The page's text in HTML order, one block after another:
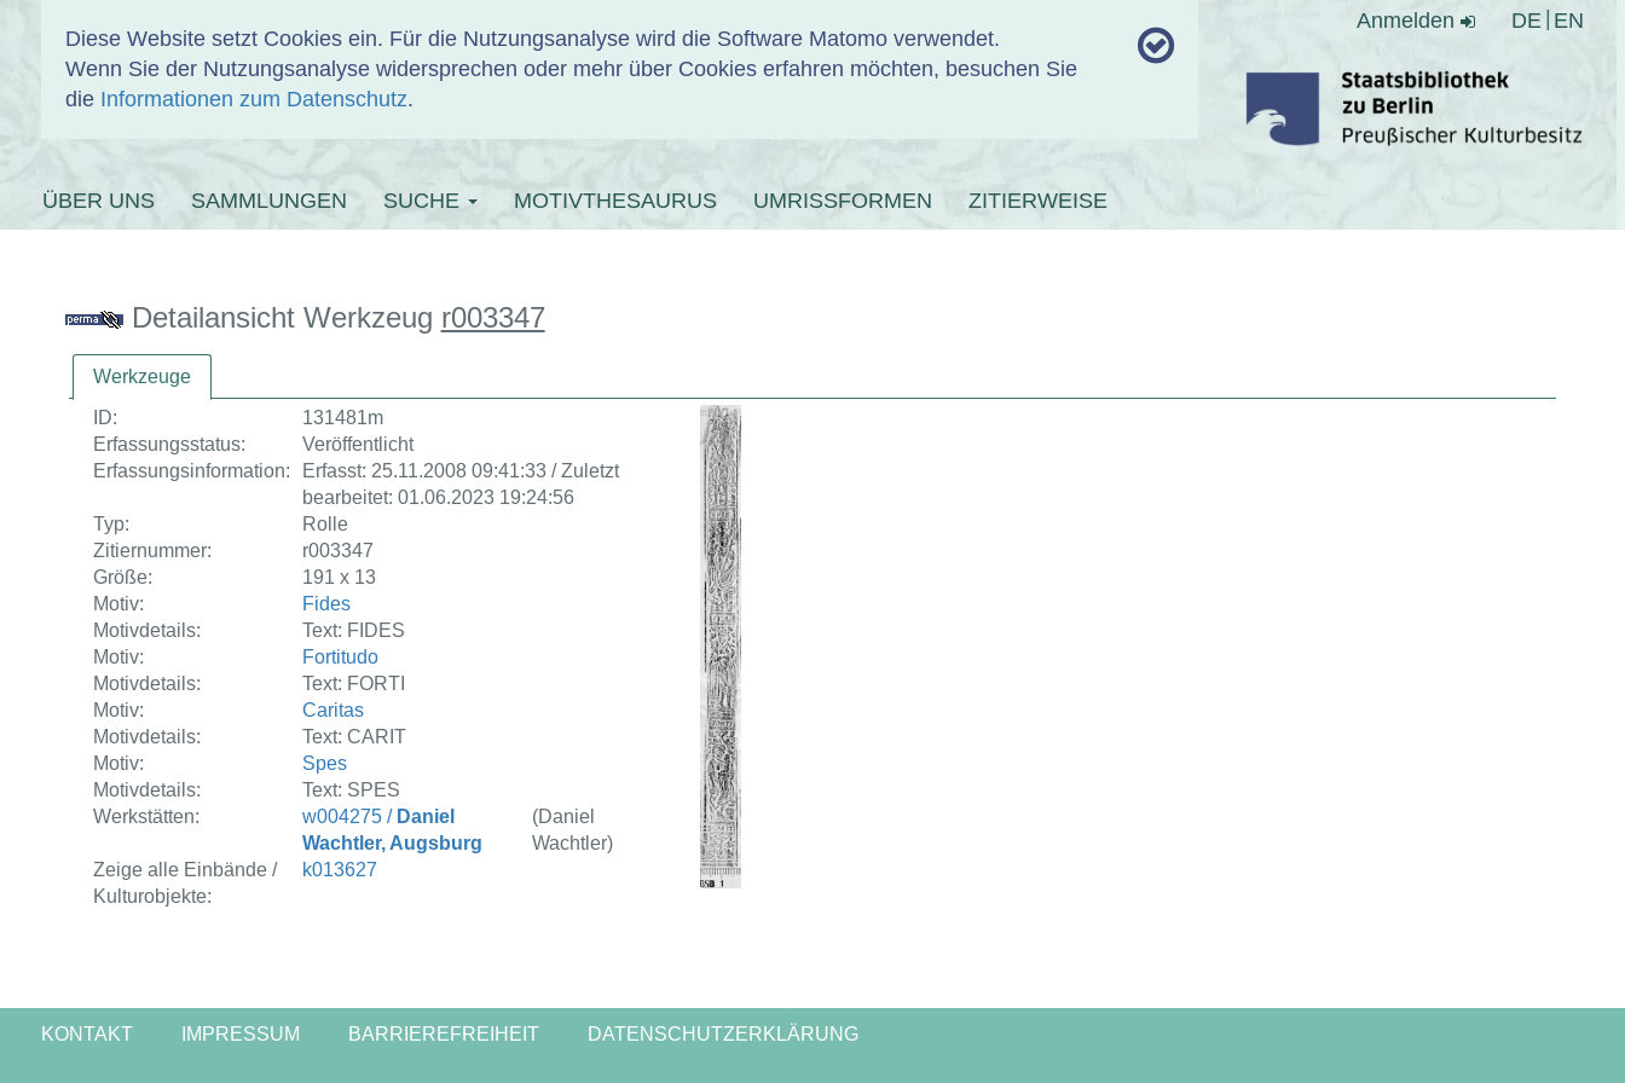
Diese Website setzt Cookies ein. Für die Nutzungsanalyse wird die Software Matomo verwendet.
Wenn Sie der Nutzungsanalyse widersprechen oder mehr über Cookies erfahren möchten, besuchen Sie
die Informationen zum Datenschutz.
Anmelden DE EN
EINBANDDATENBANK
ÜBER UNS SAMMLUNGEN SUCHE MOTIVTHESAURUS UMRISSFORMEN ZITIERWEISE
Detailansicht Werkzeug r003347
Werkzeuge
ID:
131481m
Erfassungsstatus:
Veröffentlicht
Erfassungsinformation:
Erfasst: 25.11.2008 09:41:33 / Zuletzt
bearbeitet: 01.06.2023 19:24:56
Typ:
Rolle
Zitiernummer:
r003347
Größe:
191 x 13
Motiv:
Fides
Motivdetails:
Text: FIDES
Motiv:
Fortitudo
Motivdetails:
Text: FORTI
Motiv:
Caritas
Motivdetails:
Text: CARIT
Motiv:
Spes
Motivdetails:
Text: SPES
Werkstätten:
w004275 / Daniel
Wachtler, Augsburg
(Daniel
Wachtler)
Zeige alle Einbände /
Kulturobjekte:
k013627
KONTAKT IMPRESSUM BARRIEREFREIHEIT DATENSCHUTZERKLÄRUNG